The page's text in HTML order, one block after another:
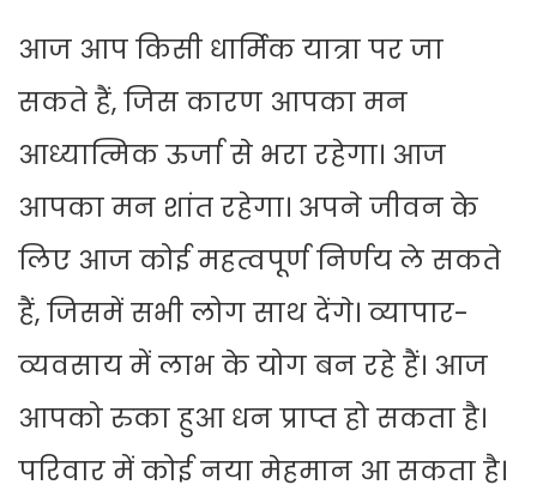
आज आप किसी धार्मिक यात्रा पर जा
सकते हैं, जिस कारण आपका मन
आध्यात्मिक ऊर्जा से भरा रहेगा। आज
आपका मन शांत रहेगा। अपने जीवन के
लिए आज कोई महत्वपूर्ण निर्णय ले सकते
हैं, जिसमें सभी लोग साथ देंगे। व्यापार-
व्यवसाय में लाभ के योग बन रहे हैं। आज
आपको रुका हुआ धन प्राप्त हो सकता है।
परिवार में कोई नया मेहमान आ सकता है।